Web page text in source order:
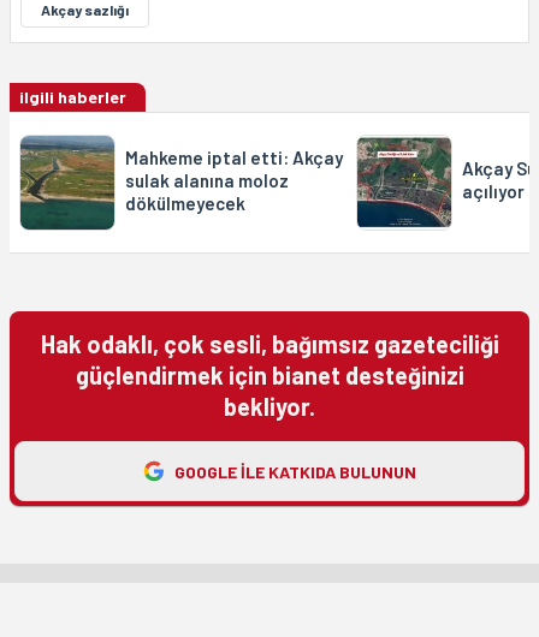
Akçay sazlığı
ilgili haberler
Mahkeme iptal etti: Akçay
sulak alanına moloz
dökülmeyecek
Akçay
açılıyor
Hak odaklı, çok sesli, bağımsız gazeteciliği
güçlendirmek için bianet desteğinizi
bekliyor.
GOOGLE ILE KATKIDA BULUNUN